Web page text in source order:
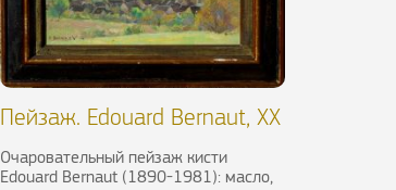
Пейзаж. Edouard Bernaut, XX
Очаровательный пейзаж кисти
Edouard Bernaut (1890-1981): масло,